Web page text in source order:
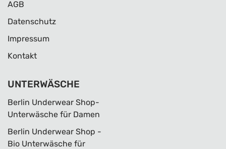
AGB
Datenschutz
Impressum
Kontakt
UNTERWÄSCHE
Berlin Underwear Shop-
Unterwäsche für Damen
Berlin Underwear Shop -
Bio Unterwäsche für